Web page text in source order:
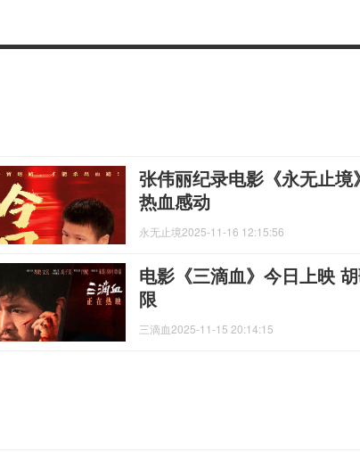
张伟丽纪录电影《永无止
热血感动
永无止境2025-11-16 12:15:56
电影《三滴血》今日上映 胡歌文淇绝境救子挑战父母极
限
三滴血2025-11-15 20:14:15